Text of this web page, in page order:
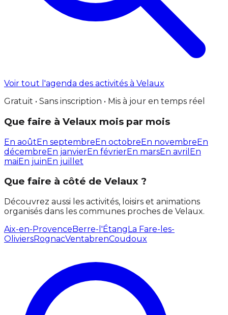
Voir tout l'agenda des activités à Velaux
Gratuit • Sans inscription • Mis à jour en temps réel
Que faire à Velaux mois par mois
En aoûtEn septembreEn octobreEn novembreEn
décembreEn janvierEn févrierEn marsEn avril En
maiEn juinEn juillet
Que faire à côté de Velaux ?
Découvrez aussi les activités, loisirs et animations
organisés dans les communes proches de Velaux.
Aix-en-ProvenceBerre-l'ÉtangLa Fare-les-
OliviersRognacVentabrenCoudoux